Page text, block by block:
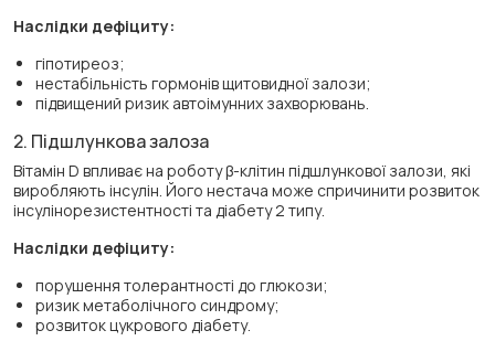
Наслідки дефіциту:
гіпотиреоз;
нестабільність гормонів щитовидної залози;
підвищений ризик автоімунних захворювань.
2. Підшлункова залоза
Вітамін D впливає на роботу β-клітин підшлункової залози, які
виробляють інсулін. Його нестача може спричинити розвиток
інсулінорезистентності та діабету 2 типу.
Наслідки дефіциту:
порушення толерантності до глюкози;
ризик метаболічного синдрому;
розвиток цукрового діабету.